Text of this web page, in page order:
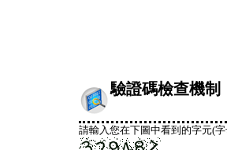
驗證碼檢查機制
請輸入您在下圖中看到的字元(